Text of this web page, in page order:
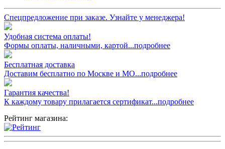
Спецпредложение при заказе. Узнайте у менеджера!
Удобная система оплаты!
Формы оплаты, наличными, картой...подробнее
Бесплатная доставка
Доставим бесплатно по Москве и МО...подробнее
Гарантия качества!
К каждому товару прилагается сертификат...подробнее
Рейтинг магазина: